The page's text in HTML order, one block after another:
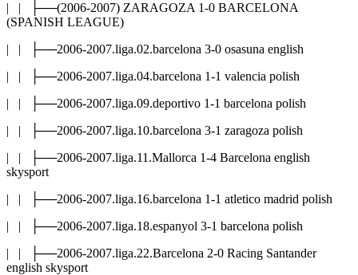
| | ├──(2006-2007) ZARAGOZA 1-0 BARCELONA
(SPANISH LEAGUE)
| | ├──2006-2007.liga.02.barcelona 3-0 osasuna english
| | ├──2006-2007.liga.04.barcelona 1-1 valencia polish
| | ├──2006-2007.liga.09.deportivo 1-1 barcelona polish
| | ├──2006-2007.liga.10.barcelona 3-1 zaragoza polish
| | ├──2006-2007.liga.11.Mallorca 1-4 Barcelona english
skysport
| | ├──2006-2007.liga.16.barcelona 1-1 atletico madrid polish
| | ├──2006-2007.liga.18.espanyol 3-1 barcelona polish
| | ├──2006-2007.liga.22.Barcelona 2-0 Racing Santander
english skysport